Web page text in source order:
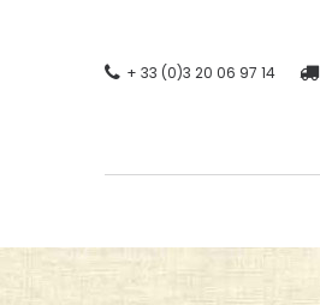
+ 33 (0)3 20 06 97 14